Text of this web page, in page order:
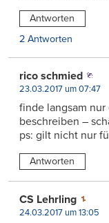
Antworten
2 Antworten
rico schmied
23.03.2017 um 07:47
finde langsam
beschreiben –
ps: gilt nicht nur
Antworten
CS Lehrling
24.03.2017 um 13:05